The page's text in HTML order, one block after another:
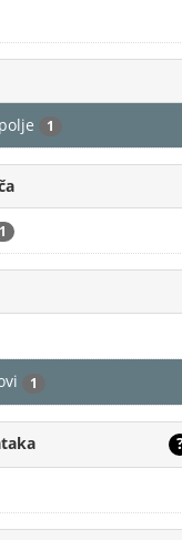
1
1
1